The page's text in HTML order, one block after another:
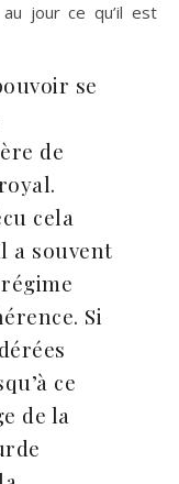
jour ce qu’il est
se
de
cela
a souvent
Si
ce
de la